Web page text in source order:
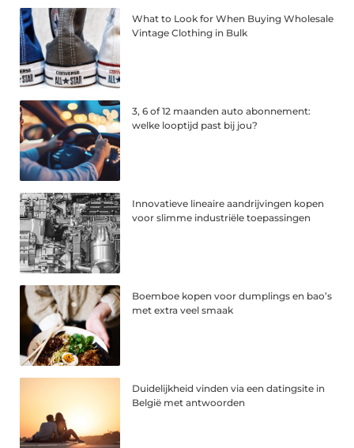
What to Look for When Buying Wholesale
Vintage Clothing in Bulk
3, 6 of 12 maanden auto abonnement:
welke looptijd past bij jou?
Innovatieve lineaire aandrijvingen kopen
voor slimme industriële toepassingen
Boemboe kopen voor dumplings en bao’s
met extra veel smaak
Duidelijkheid vinden via een datingsite in
België met antwoorden